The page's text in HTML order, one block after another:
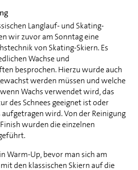
Langlauf- und Skating-
wir zuvor am Sonntag eine
von Skating-Skiern. Es
Wachse und
besprochen. Hierzu wurde auch
werden müssen und welche
Wachs verwendet wird, das
des Schnees geeignet ist oder
wird. Von der Reinigung
wurden die einzelnen
Warm-Up, bevor man sich am
den klassischen Skiern auf die